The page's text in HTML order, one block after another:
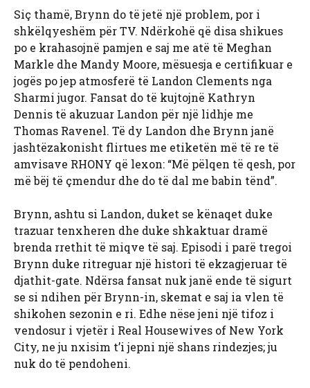
Siç thamë, Brynn do të jetë një problem, por i
shkëlqyeshëm për TV. Ndërkohë që disa shikues
po e krahasojnë pamjen e saj me atë të Meghan
Markle dhe Mandy Moore, mësuesja e certifikuar e
jogës po jep atmosferë të Landon Clements nga
Sharmi jugor. Fansat do të kujtojnë Kathryn
Dennis të akuzuar Landon për një lidhje me
Thomas Ravenel. Të dy Landon dhe Brynn janë
jashtëzakonisht flirtues me etiketën më të re të
amvisave RHONY që lexon: “Më pëlqen të qesh, por
më bëj të çmendur dhe do të dal me babin tënd”.
Brynn, ashtu si Landon, duket se kënaqet duke
trazuar tenxheren dhe duke shkaktuar dramë
brenda rrethit të miqve të saj. Episodi i parë tregoi
Brynn duke ritreguar një histori të ekzagjeruar të
djathit-gate. Ndërsa fansat nuk janë ende të sigurt
se si ndihen për Brynn-in, skemat e saj ia vlen të
shikohen sezonin e ri. Edhe nëse jeni një tifoz i
vendosur i vjetër i Real Housewives of New York
City, ne ju nxisim t’i jepni një shans rindezjes; ju
nuk do të pendoheni.